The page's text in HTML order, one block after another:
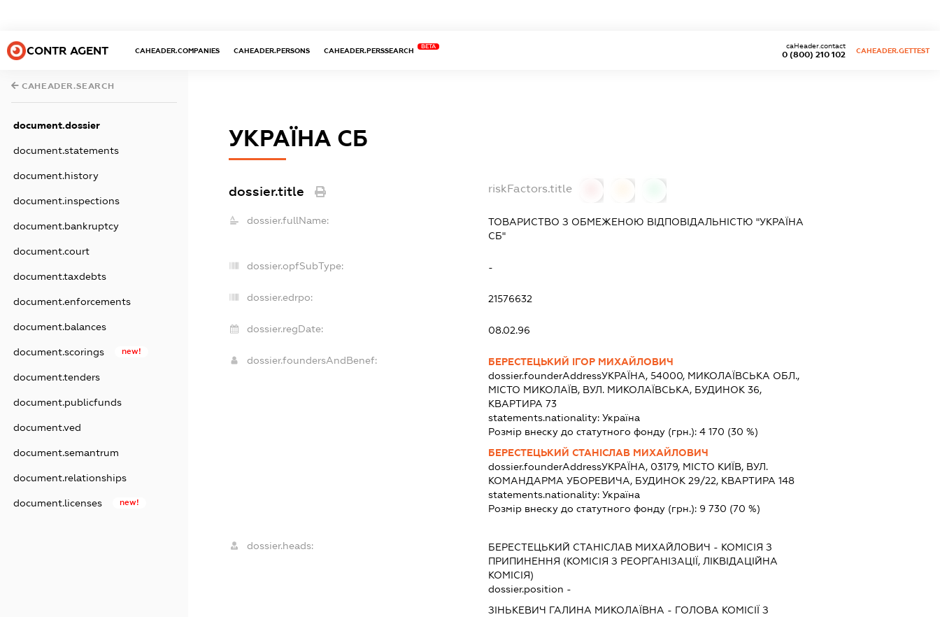
CONTR AGENT CAHEADER.COMPANIES CAHEADER.PERSONS CAHEADER.PERSSEARCH
BETA
0 (800) 210 102
caHeader.contact
CAHEADER.GETTEST
CAHEADER.SEARCH
document.dossier
document.statements
document.history
document.inspections
document.bankruptcy
document.court
document.taxdebts
document.enforcements
document.balances
document.scorings new!
document.tenders
document.publicfunds
document.ved
document.semantrum
document.relationships
document.licenses new!
УКРАЇНА СБ
dossier.title riskFactors.title
dossier.fullName:
ТОВАРИСТВО З ОБМЕЖЕНОЮ ВІДПОВІДАЛЬНІСТЮ "УКРАЇНА
СБ"
dossier.opfSubType: -
dossier.edrpo: 21576632
dossier.regDate: 08.02.96
dossier.foundersAndBenef:
БЕРЕСТЕЦЬКИЙ ІГОР МИХАЙЛОВИЧ
dossier.founderAddressУКРАЇНА, 54000, МИКОЛАЇВСЬКА ОБЛ.,
МІСТО МИКОЛАЇВ, ВУЛ. МИКОЛАЇВСЬКА, БУДИНОК 36,
КВАРТИРА 73
statements.nationality: Україна
Розмір внеску до статутного фонду (грн.): 4 170 (30 %)
БЕРЕСТЕЦЬКИЙ СТАНІСЛАВ МИХАЙЛОВИЧ
dossier.founderAddressУКРАЇНА, 03179, МІСТО КИЇВ, ВУЛ.
КОМАНДАРМА УБОРЕВИЧА, БУДИНОК 29/22, КВАРТИРА 148
statements.nationality: Україна
Розмір внеску до статутного фонду (грн.): 9 730 (70 %)
dossier.heads: БЕРЕСТЕЦЬКИЙ СТАНІСЛАВ МИХАЙЛОВИЧ - КОМІСІЯ З
ПРИПИНЕННЯ (КОМІСІЯ З РЕОРГАНІЗАЦІЇ, ЛІКВІДАЦІЙНА
КОМІСІЯ)
dossier.position -
ЗІНЬКЕВИЧ ГАЛИНА МИКОЛАЇВНА - ГОЛОВА КОМІСІЇ З